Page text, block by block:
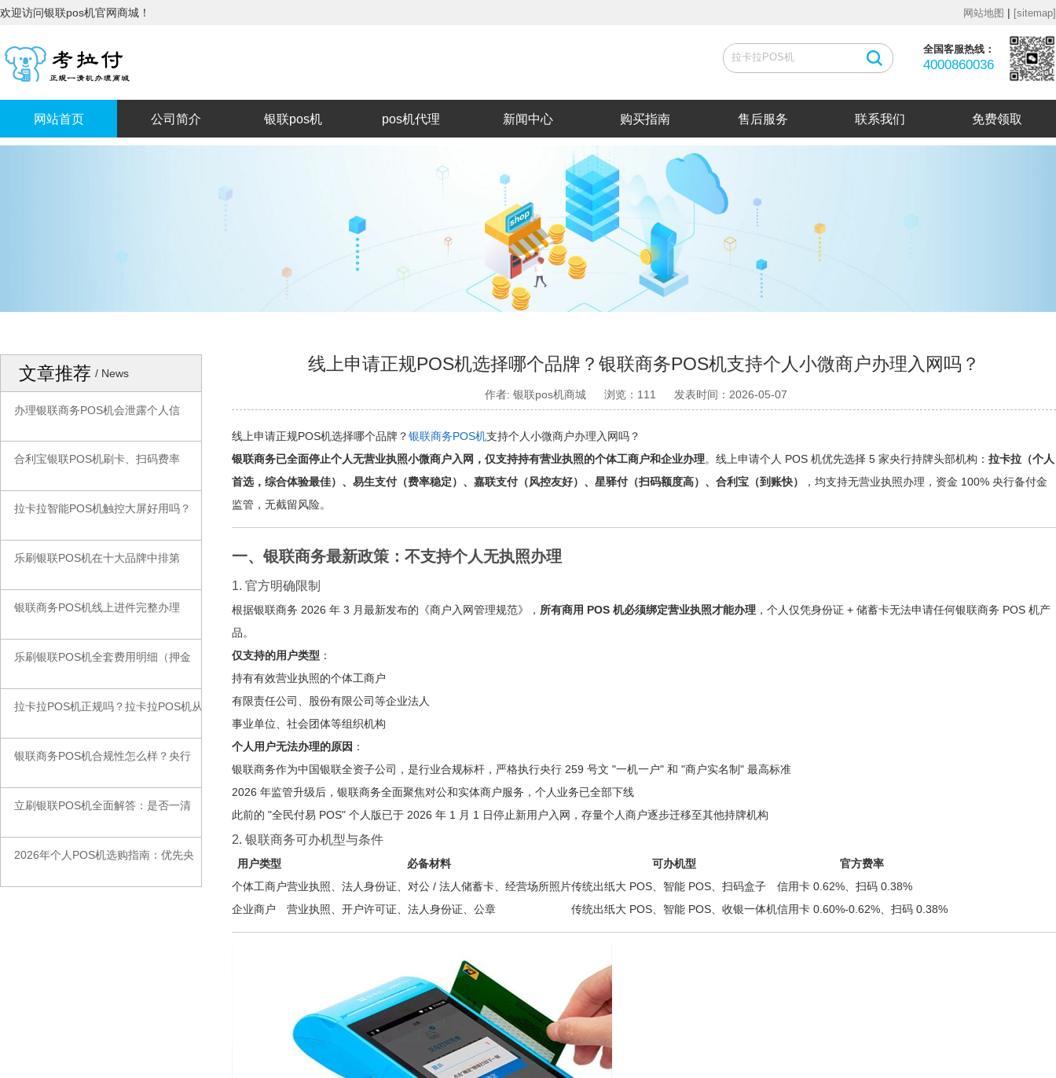
网站地图 | [sitemap]
欢迎访问银联pos机官网商城！
全国客服热线：
4000860036
网站首页 公司简介 银联pos机 pos机代理 新闻中心 购买指南 售后服务 联系我们 免费领取
文章推荐 / News
办理银联商务POS机会泄露个人信
合利宝银联POS机刷卡、扫码费率
拉卡拉智能POS机触控大屏好用吗？
乐刷银联POS机在十大品牌中排第
银联商务POS机线上进件完整办理
乐刷银联POS机全套费用明细（押金
拉卡拉POS机正规吗？拉卡拉POS机从
银联商务POS机合规性怎么样？央行
立刷银联POS机全面解答：是否一清
2026年个人POS机选购指南：优先央
线上申请正规POS机选择哪个品牌？银联商务POS机支持个人小微商户办理入网吗？
作者: 银联pos机商城 浏览：111 发表时间：2026-05-07
线上申请正规POS机选择哪个品牌？银联商务POS机支持个人小微商户办理入网吗？
银联商务已全面停止个人无营业执照小微商户入网，仅支持持有营业执照的个体工商户和企业办理。线上申请个人 POS 机优先选择 5 家央行持牌头部机构： 拉卡拉（个人
首选，综合体验最佳）、易生支付（费率稳定）、嘉联支付（风控友好）、星驿付（扫码额度高）、合利宝（到账快）
，均支持无营业执照办理，资金 100% 央行备付金
监管，无截留风险。
一、银联商务最新政策：不支持个人无执照办理
1. 官方明确限制
根据银联商务 2026 年 3 月最新发布的《商户入网管理规范》， 所有商用 POS 机必须绑定营业执照才能办理，个人仅凭身份证 + 储蓄卡无法申请任何银联商务 POS 机产
品。
仅支持的用户类型 ：
持有有效营业执照的个体工商户
有限责任公司、股份有限公司等企业法人
事业单位、社会团体等组织机构
个人用户无法办理的原因 ：
银联商务作为中国银联全资子公司，是行业合规标杆，严格执行央行 259 号文 "一机一户" 和 "商户实名制" 最高标准
2026 年监管升级后，银联商务全面聚焦对公和实体商户服务，个人业务已全部下线
此前的 "全民付易 POS" 个人版已于 2026 年 1 月 1 日停止新用户入网，存量个人商户逐步迁移至其他持牌机构
2. 银联商务可办机型与条件
用户类型 必备材料 可办机型
官方费率
个体工商户营业执照、法人身份证、对公 / 法人储蓄卡、经营场所照片传统出纸大 POS、智能 POS、扫码盒子
信用卡 0.62%、扫码 0.38%
企业商户
营业执照、开户许可证、法人身份证、公章 传统出纸大 POS、智能 POS、收银一体机信用卡 0.60%-0.62%、扫码 0.38%